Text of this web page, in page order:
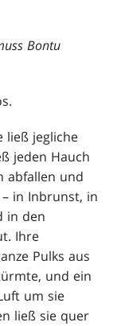
Bontu
ließ jegliche
jeden Hauch
abfallen und
in Inbrunst, in
in den
Ihre
Pulks aus
und ein
um sie
ließ sie quer